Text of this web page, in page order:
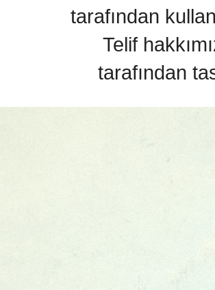
tarafından
Telif
tarafından